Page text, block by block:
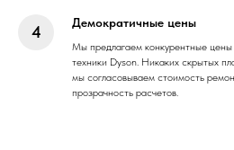
Демократичные цены
Мы предлагаем конкурентные
техники Dyson. Никаких скрытых
мы согласовываем стоимость
прозрачность расчетов.